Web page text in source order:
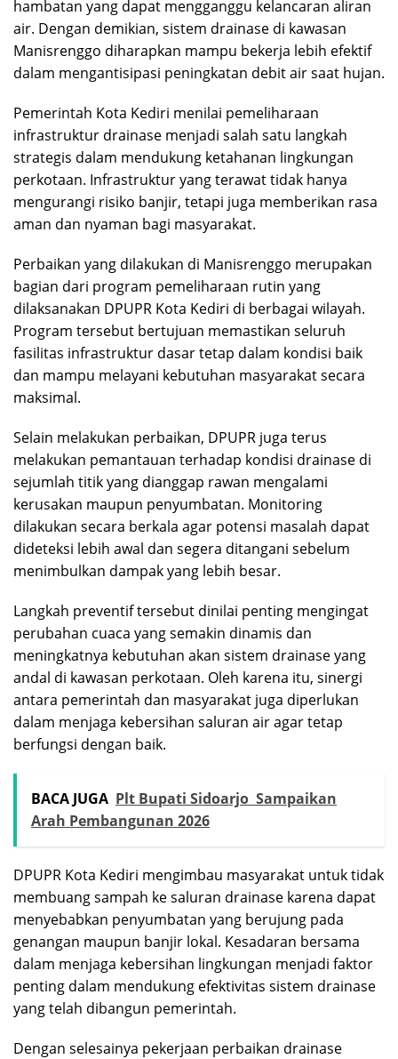
hambatan yang dapat mengganggu kelancaran aliran
air. Dengan demikian, sistem drainase di kawasan
Manisrenggo diharapkan mampu bekerja lebih efektif
dalam mengantisipasi peningkatan debit air saat hujan.
Pemerintah Kota Kediri menilai pemeliharaan
infrastruktur drainase menjadi salah satu langkah
strategis dalam mendukung ketahanan lingkungan
perkotaan. Infrastruktur yang terawat tidak hanya
mengurangi risiko banjir, tetapi juga memberikan rasa
aman dan nyaman bagi masyarakat.
Perbaikan yang dilakukan di Manisrenggo merupakan
bagian dari program pemeliharaan rutin yang
dilaksanakan DPUPR Kota Kediri di berbagai wilayah.
Program tersebut bertujuan memastikan seluruh
fasilitas infrastruktur dasar tetap dalam kondisi baik
dan mampu melayani kebutuhan masyarakat secara
maksimal.
Selain melakukan perbaikan, DPUPR juga terus
melakukan pemantauan terhadap kondisi drainase di
sejumlah titik yang dianggap rawan mengalami
kerusakan maupun penyumbatan. Monitoring
dilakukan secara berkala agar potensi masalah dapat
dideteksi lebih awal dan segera ditangani sebelum
menimbulkan dampak yang lebih besar.
Langkah preventif tersebut dinilai penting mengingat
perubahan cuaca yang semakin dinamis dan
meningkatnya kebutuhan akan sistem drainase yang
andal di kawasan perkotaan. Oleh karena itu, sinergi
antara pemerintah dan masyarakat juga diperlukan
dalam menjaga kebersihan saluran air agar tetap
berfungsi dengan baik.
BACA JUGA Plt Bupati Sidoarjo Sampaikan
Arah Pembangunan 2026
DPUPR Kota Kediri mengimbau masyarakat untuk tidak
membuang sampah ke saluran drainase karena dapat
menyebabkan penyumbatan yang berujung pada
genangan maupun banjir lokal. Kesadaran bersama
dalam menjaga kebersihan lingkungan menjadi faktor
penting dalam mendukung efektivitas sistem drainase
yang telah dibangun pemerintah.
Dengan selesainya pekerjaan perbaikan drainase